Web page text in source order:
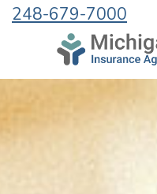
248-679-7000